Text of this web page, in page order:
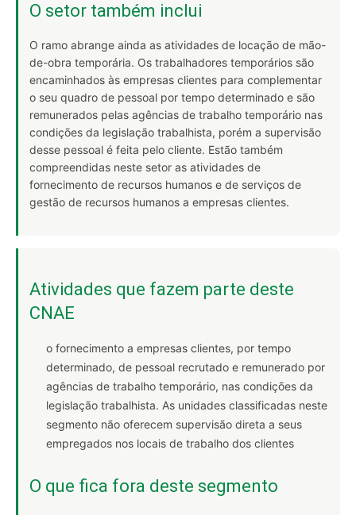
O setor também inclui
O ramo abrange ainda as atividades de locação de mão-
de-obra temporária. Os trabalhadores temporários são
encaminhados às empresas clientes para complementar
o seu quadro de pessoal por tempo determinado e são
remunerados pelas agências de trabalho temporário nas
condições da legislação trabalhista, porém a supervisão
desse pessoal é feita pelo cliente. Estão também
compreendidas neste setor as atividades de
fornecimento de recursos humanos e de serviços de
gestão de recursos humanos a empresas clientes.
Atividades que fazem parte deste
CNAE
o fornecimento a empresas clientes, por tempo
determinado, de pessoal recrutado e remunerado por
agências de trabalho temporário, nas condições da
legislação trabalhista. As unidades classificadas neste
segmento não oferecem supervisão direta a seus
empregados nos locais de trabalho dos clientes
O que fica fora deste segmento